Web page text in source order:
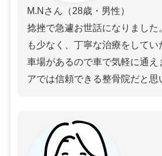
M.Nさん（28歳・男性）
捻挫で急遽お世話になりました
も少なく、丁寧な治療をして
車場があるので車で気軽に通え
アでは信頼できる整骨院だと思